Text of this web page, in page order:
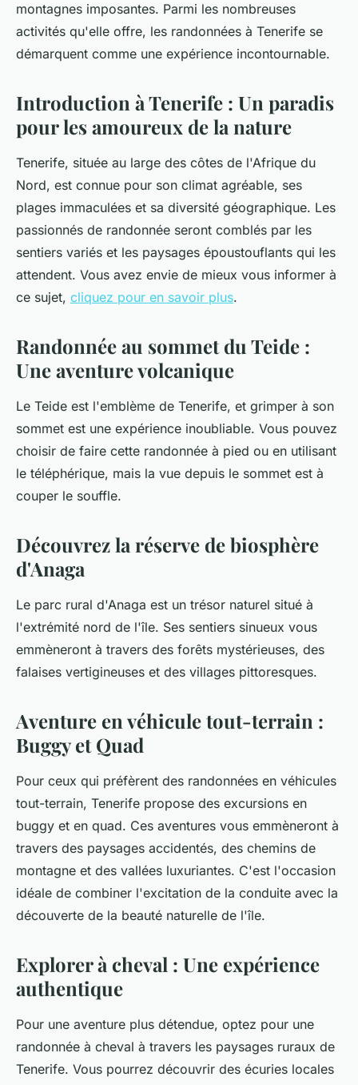
montagnes imposantes. Parmi les nombreuses
activités qu'elle offre, les randonnées à Tenerife se
démarquent comme une expérience incontournable.
Introduction à Tenerife : Un paradis
pour les amoureux de la nature
Tenerife, située au large des côtes de l'Afrique du
Nord, est connue pour son climat agréable, ses
plages immaculées et sa diversité géographique. Les
passionnés de randonnée seront comblés par les
sentiers variés et les paysages époustouflants qui les
attendent. Vous avez envie de mieux vous informer à
ce sujet, cliquez pour en savoir plus.
Randonnée au sommet du Teide :
Une aventure volcanique
Le Teide est l'emblème de Tenerife, et grimper à son
sommet est une expérience inoubliable. Vous pouvez
choisir de faire cette randonnée à pied ou en utilisant
le téléphérique, mais la vue depuis le sommet est à
couper le souffle.
Découvrez la réserve de biosphère
d'Anaga
Le parc rural d'Anaga est un trésor naturel situé à
l'extrémité nord de l'île. Ses sentiers sinueux vous
emmèneront à travers des forêts mystérieuses, des
falaises vertigineuses et des villages pittoresques.
Aventure en véhicule tout-terrain :
Buggy et Quad
Pour ceux qui préfèrent des randonnées en véhicules
tout-terrain, Tenerife propose des excursions en
buggy et en quad. Ces aventures vous emmèneront à
travers des paysages accidentés, des chemins de
montagne et des vallées luxuriantes. C'est l'occasion
idéale de combiner l'excitation de la conduite avec la
découverte de la beauté naturelle de l'île.
Explorer à cheval : Une expérience
authentique
Pour une aventure plus détendue, optez pour une
randonnée à cheval à travers les paysages ruraux de
Tenerife. Vous pourrez découvrir des écuries locales